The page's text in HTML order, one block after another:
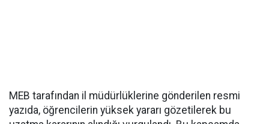
MEB tarafından il müdürlüklerine gönderilen resmi
yazıda, öğrencilerin yüksek yararı gözetilerek bu